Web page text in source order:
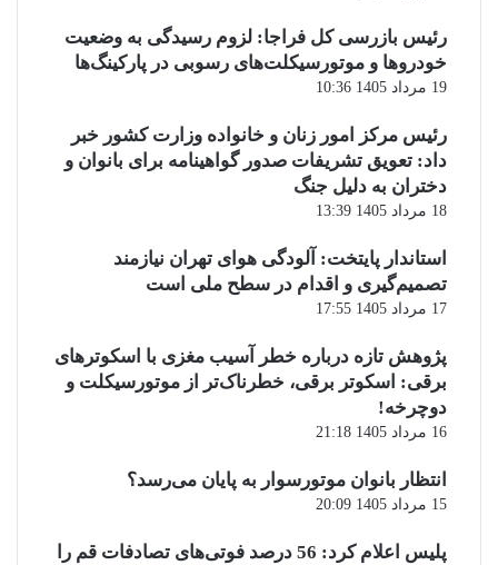
رئیس بازرسی کل فراجا: لزوم رسیدگی به وضعیت
خودروها و موتورسیکلت‌های رسوبی در پارکینگ‌ها
19 مرداد 1405 10:36
رئیس مرکز امور زنان و خانواده وزارت کشور خبر
داد: تعویق تشریفات صدور گواهینامه برای بانوان و
دختران به دلیل جنگ
18 مرداد 1405 13:39
استاندار پایتخت: آلودگی هوای تهران نیازمند
تصمیم‌گیری و اقدام در سطح ملی است
17 مرداد 1405 17:55
پژوهش تازه درباره خطر آسیب مغزی با اسکوترهای
برقی: اسکوتر برقی، خطرناک‌تر از موتورسیکلت و
دوچرخه!
16 مرداد 1405 21:18
انتظار بانوان موتورسوار به پایان می‌رسد؟
15 مرداد 1405 20:09
پلیس اعلام کرد: 56 درصد فوتی‌های تصادفات قم را